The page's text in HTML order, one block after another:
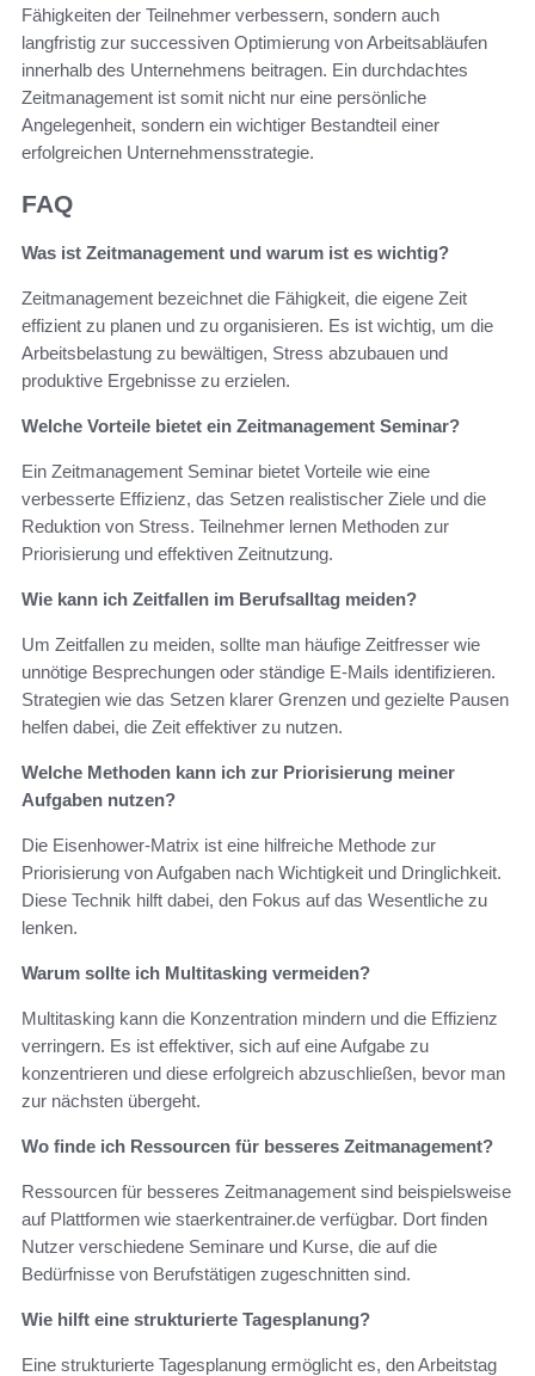
Fähigkeiten der Teilnehmer verbessern, sondern auch
langfristig zur successiven Optimierung von Arbeitsabläufen
innerhalb des Unternehmens beitragen. Ein durchdachtes
Zeitmanagement ist somit nicht nur eine persönliche
Angelegenheit, sondern ein wichtiger Bestandteil einer
erfolgreichen Unternehmensstrategie.
FAQ
Was ist Zeitmanagement und warum ist es wichtig?
Zeitmanagement bezeichnet die Fähigkeit, die eigene Zeit
effizient zu planen und zu organisieren. Es ist wichtig, um die
Arbeitsbelastung zu bewältigen, Stress abzubauen und
produktive Ergebnisse zu erzielen.
Welche Vorteile bietet ein Zeitmanagement Seminar?
Ein Zeitmanagement Seminar bietet Vorteile wie eine
verbesserte Effizienz, das Setzen realistischer Ziele und die
Reduktion von Stress. Teilnehmer lernen Methoden zur
Priorisierung und effektiven Zeitnutzung.
Wie kann ich Zeitfallen im Berufsalltag meiden?
Um Zeitfallen zu meiden, sollte man häufige Zeitfresser wie
unnötige Besprechungen oder ständige E-Mails identifizieren.
Strategien wie das Setzen klarer Grenzen und gezielte Pausen
helfen dabei, die Zeit effektiver zu nutzen.
Welche Methoden kann ich zur Priorisierung meiner
Aufgaben nutzen?
Die Eisenhower-Matrix ist eine hilfreiche Methode zur
Priorisierung von Aufgaben nach Wichtigkeit und Dringlichkeit.
Diese Technik hilft dabei, den Fokus auf das Wesentliche zu
lenken.
Warum sollte ich Multitasking vermeiden?
Multitasking kann die Konzentration mindern und die Effizienz
verringern. Es ist effektiver, sich auf eine Aufgabe zu
konzentrieren und diese erfolgreich abzuschließen, bevor man
zur nächsten übergeht.
Wo finde ich Ressourcen für besseres Zeitmanagement?
Ressourcen für besseres Zeitmanagement sind beispielsweise
auf Plattformen wie staerkentrainer.de verfügbar. Dort finden
Nutzer verschiedene Seminare und Kurse, die auf die
Bedürfnisse von Berufstätigen zugeschnitten sind.
Wie hilft eine strukturierte Tagesplanung?
Eine strukturierte Tagesplanung ermöglicht es, den Arbeitstag